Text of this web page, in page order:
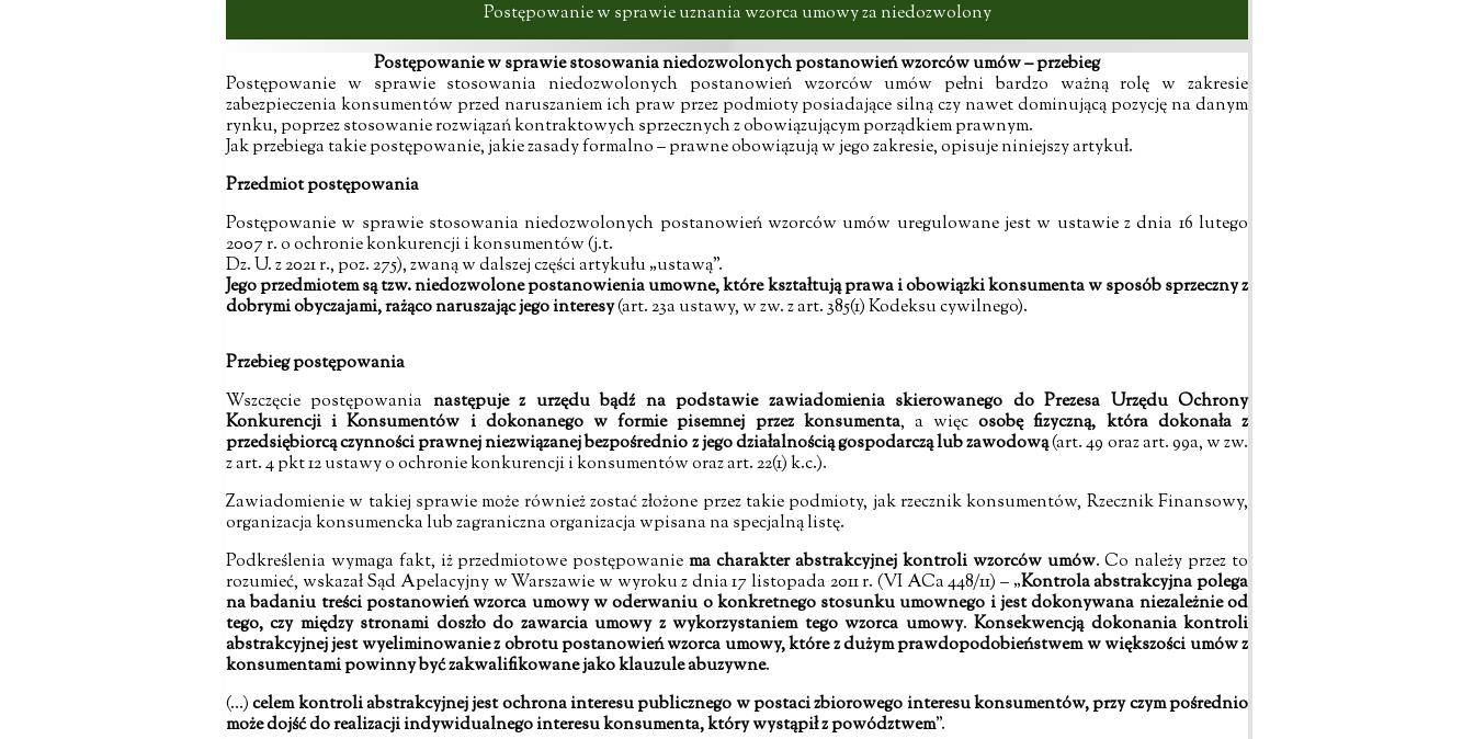
Postępowanie w sprawie uznania wzorca umowy za niedozwolony
Postępowanie w sprawie stosowania niedozwolonych postanowień wzorców umów – przebieg
Postępowanie w sprawie stosowania niedozwolonych postanowień wzorców umów pełni bardzo ważną rolę w zakresie
zabezpieczenia konsumentów przed naruszaniem ich praw przez podmioty posiadające silną czy nawet dominującą pozycję na danym
rynku, poprzez stosowanie rozwiązań kontraktowych sprzecznych z obowiązującym porządkiem prawnym.
Jak przebiega takie postępowanie, jakie zasady formalno – prawne obowiązują w jego zakresie, opisuje niniejszy artykuł.
Przedmiot postępowania
Postępowanie w sprawie stosowania niedozwolonych postanowień wzorców umów uregulowane jest w ustawie z dnia 16 lutego
2007 r. o ochronie konkurencji i konsumentów(j.t.
Dz. U. z 2021 r., poz. 275), zwaną w dalszej części artykułu „ustawą”.
Jego przedmiotem są tzw. niedozwolone postanowienia umowne, które kształtują prawa i obowiązki konsumenta w sposób sprzeczny z
dobrymi obyczajami, rażąco naruszając jego interesy(art. 23a ustawy, w zw. z art. 385(1) Kodeksu cywilnego).
Przebieg postępowania
Wszczęcie postępowania następuje z urzędu bądź na podstawie zawiadomienia skierowanego do Prezesa Urzędu Ochrony
Konkurencji i Konsumentów i dokonanego w formie pisemnej przez konsumenta, a więcosobę fizyczną, która dokonała z
przedsiębiorcą czynności prawnej niezwiązanej bezpośrednio z jego działalnością gospodarczą lub zawodową(art. 49 oraz art. 99a, w zw.
z art. 4 pkt 12 ustawy o ochronie konkurencji i konsumentóworaz art. 22(1) k.c.).
Zawiadomienie w takiej sprawie może również zostać złożone przez takie podmioty, jak rzecznik konsumentów, Rzecznik Finansowy,
organizacja konsumencka lub zagraniczna organizacja wpisana na specjalną listę.
Podkreślenia wymaga fakt, iż przedmiotowe postępowaniema charakter abstrakcyjnej kontroli wzorców umów. Co należy przez to
rozumieć, wskazał Sąd Apelacyjny w Warszawie w wyroku z dnia 17 listopada 2011 r. (VI ACa 448/11) – „Kontrola abstrakcyjna polega
na badaniu treści postanowień wzorca umowy w oderwaniu o konkretnego stosunku umownego i jest dokonywana niezależnie od
tego, czy między stronami doszło do zawarcia umowy z wykorzystaniem tego wzorca umowy.Konsekwencją dokonania kontroli
abstrakcyjnej jest wyeliminowanie z obrotu postanowień wzorca umowy, które z dużym prawdopodobieństwem w większości umów z
konsumentami powinny być zakwalifikowane jako klauzule abuzywne.
(…)celem kontroli abstrakcyjnej jest ochrona interesu publicznego w postaci zbiorowego interesu konsumentów, przy czym pośrednio
może dojść do realizacji indywidualnego interesu konsumenta, który wystąpił z powództwem”.